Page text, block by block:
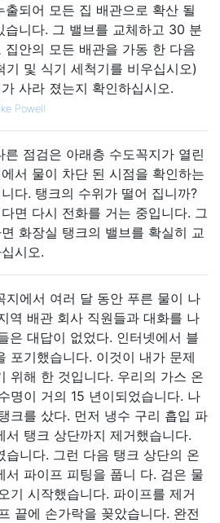
출되어 모든 집 배관으로 확산 될
습니다. 그 밸브를 교체하고 30 분
집안의 모든 배관을 가동 한 다음
기 및 식기 세척기를 비우십시오)
사라 졌는지 확인하십시오.
Powell
른 점검은 아래층 수도꼭지가 열린
서 물이 차단 된 시점을 확인하는
다. 탱크의 수위가 떨어 집니까?
다면 다시 전화를 거는 중입니다. 그
면 화장실 탱크의 밸브를 확실히 교
시오.
지에서 여러 달 동안 푸른 물이 나
역 배관 회사 직원들과 대화를 나
은 대답이 없었다. 인터넷에서 블
포기했습니다. 이것이 내가 문제
위해 한 것입니다. 우리의 가스 온
명이 거의 15 년이되었습니다. 나
크를 샀다. 먼저 냉수 구리 흡입 파
서 탱크 상단까지 제거했습니다.
습니다. 그런 다음 탱크 상단의 온
서 파이프 피팅을 풉니 다. 검은 물
기 시작했습니다. 파이프를 제거
끝에 손가락을 꽂았습니다. 완전